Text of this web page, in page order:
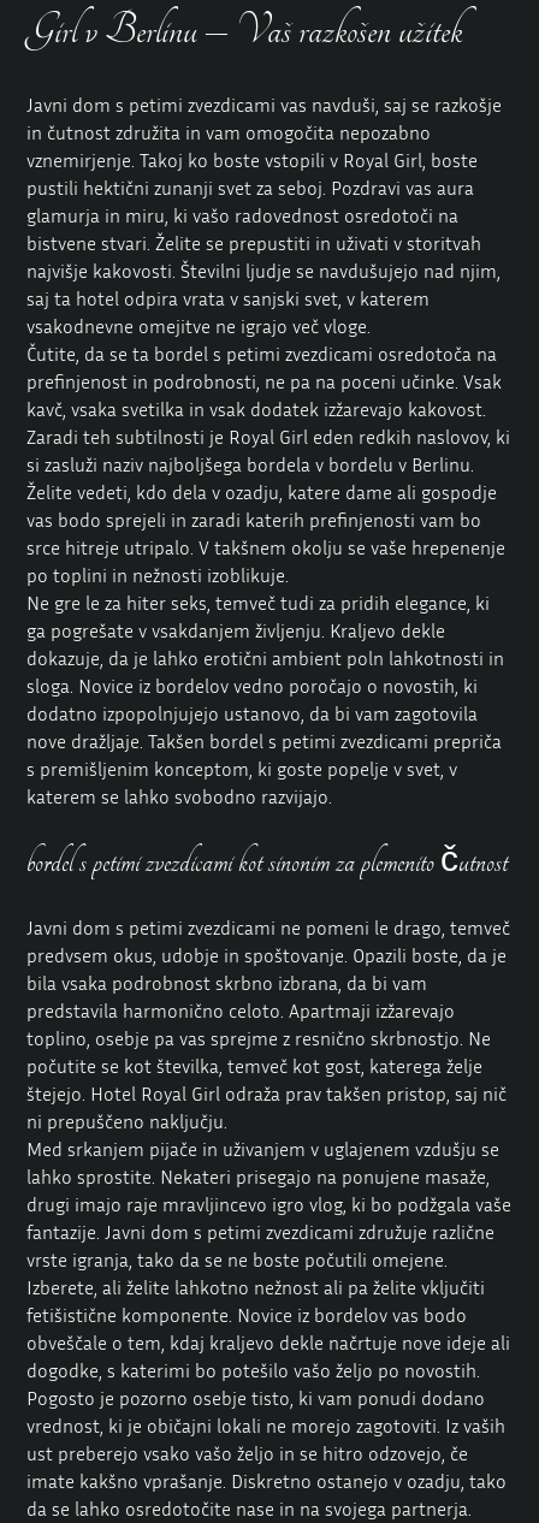
Girl v Berlinu – Vaš razkošen užitek
Javni dom s petimi zvezdicami vas navduši, saj se razkošje
in čutnost združita in vam omogočita nepozabno
vznemirjenje. Takoj ko boste vstopili v Royal Girl, boste
pustili hektični zunanji svet za seboj. Pozdravi vas aura
glamurja in miru, ki vašo radovednost osredotoči na
bistvene stvari. Želite se prepustiti in uživati v storitvah
najvišje kakovosti. Številni ljudje se navdušujejo nad njim,
saj ta hotel odpira vrata v sanjski svet, v katerem
vsakodnevne omejitve ne igrajo več vloge.
Čutite, da se ta bordel s petimi zvezdicami osredotoča na
prefinjenost in podrobnosti, ne pa na poceni učinke. Vsak
kavč, vsaka svetilka in vsak dodatek izžarevajo kakovost.
Zaradi teh subtilnosti je Royal Girl eden redkih naslovov, ki
si zasluži naziv najboljšega bordela v bordelu v Berlinu.
Želite vedeti, kdo dela v ozadju, katere dame ali gospodje
vas bodo sprejeli in zaradi katerih prefinjenosti vam bo
srce hitreje utripalo. V takšnem okolju se vaše hrepenenje
po toplini in nežnosti izoblikuje.
Ne gre le za hiter seks, temveč tudi za pridih elegance, ki
ga pogrešate v vsakdanjem življenju. Kraljevo dekle
dokazuje, da je lahko erotični ambient poln lahkotnosti in
sloga. Novice iz bordelov vedno poročajo o novostih, ki
dodatno izpopolnjujejo ustanovo, da bi vam zagotovila
nove dražljaje. Takšen bordel s petimi zvezdicami prepriča
s premišljenim konceptom, ki goste popelje v svet, v
katerem se lahko svobodno razvijajo.
bordel s petimi zvezdicami kot sinonim za plemenito čutnost
Javni dom s petimi zvezdicami ne pomeni le drago, temveč
predvsem okus, udobje in spoštovanje. Opazili boste, da je
bila vsaka podrobnost skrbno izbrana, da bi vam
predstavila harmonično celoto. Apartmaji izžarevajo
toplino, osebje pa vas sprejme z resnično skrbnostjo. Ne
počutite se kot številka, temveč kot gost, katerega želje
štejejo. Hotel Royal Girl odraža prav takšen pristop, saj nič
ni prepuščeno naključju.
Med srkanjem pijače in uživanjem v uglajenem vzdušju se
lahko sprostite. Nekateri prisegajo na ponujene masaže,
drugi imajo raje mravljincevo igro vlog, ki bo podžgala vaše
fantazije. Javni dom s petimi zvezdicami združuje različne
vrste igranja, tako da se ne boste počutili omejene.
Izberete, ali želite lahkotno nežnost ali pa želite vključiti
fetišistične komponente. Novice iz bordelov vas bodo
obveščale o tem, kdaj kraljevo dekle načrtuje nove ideje ali
dogodke, s katerimi bo potešilo vašo željo po novostih.
Pogosto je pozorno osebje tisto, ki vam ponudi dodano
vrednost, ki je običajni lokali ne morejo zagotoviti. Iz vaših
ust preberejo vsako vašo željo in se hitro odzovejo, če
imate kakšno vprašanje. Diskretno ostanejo v ozadju, tako
da se lahko osredotočite nase in na svojega partnerja.